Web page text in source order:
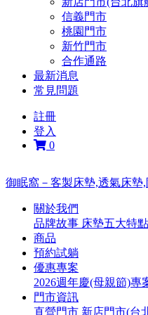
信義門市
桃園門市
新竹門市
合作通路
最新消息
常見問題
註冊
登入
0
御眠窩－客製床墊,透氣床墊
關於我們
品牌故事 床墊五大特點
商品
預約試躺
優惠專案
2026週年慶(母親節)專
門市資訊
直營門市 新店門市(台